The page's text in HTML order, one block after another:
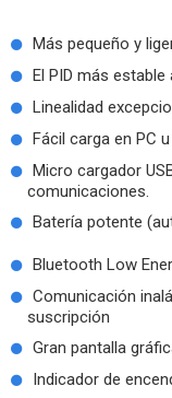
Más pequeño y
El PID más
Linealidad
Fácil carga en PC
Micro cargador
comunicaciones.
Batería potente
Bluetooth Low
Comunicación
suscripción
Gran pantalla
Indicador de